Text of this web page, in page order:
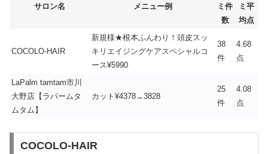
サロン名 メニュー例
ミ件
数
ミ平
均点
COCOLO-HAIR
新規様★根本ふんわり！頭皮スッ
キリエイジングケアスペシャルコ
ース¥5990
38
件
4.68
点
LaPalm tamtam市川
大野店【ラパームタ
ムタム】
カット¥4378→3828
25
件
4.08
点
COCOLO-HAIR